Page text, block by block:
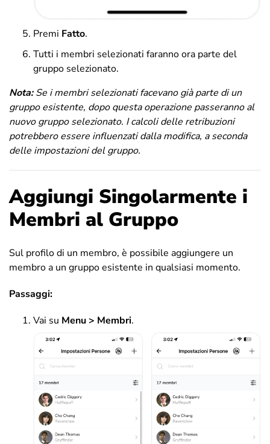
Premi Fatto.
Tutti i membri selezionati faranno ora parte del
gruppo selezionato.
Nota: Se i membri selezionati facevano già parte di un
gruppo esistente, dopo questa operazione passeranno al
nuovo gruppo selezionato. I calcoli delle retribuzioni
potrebbero essere influenzati dalla modifica, a seconda
delle impostazioni del gruppo.
Aggiungi Singolarmente i
Membri al Gruppo
Sul profilo di un membro, è possibile aggiungere un
membro a un gruppo esistente in qualsiasi momento.
Passaggi:
Vai su Menu > Membri.